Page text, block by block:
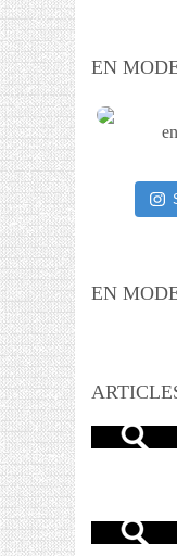
EN
EN